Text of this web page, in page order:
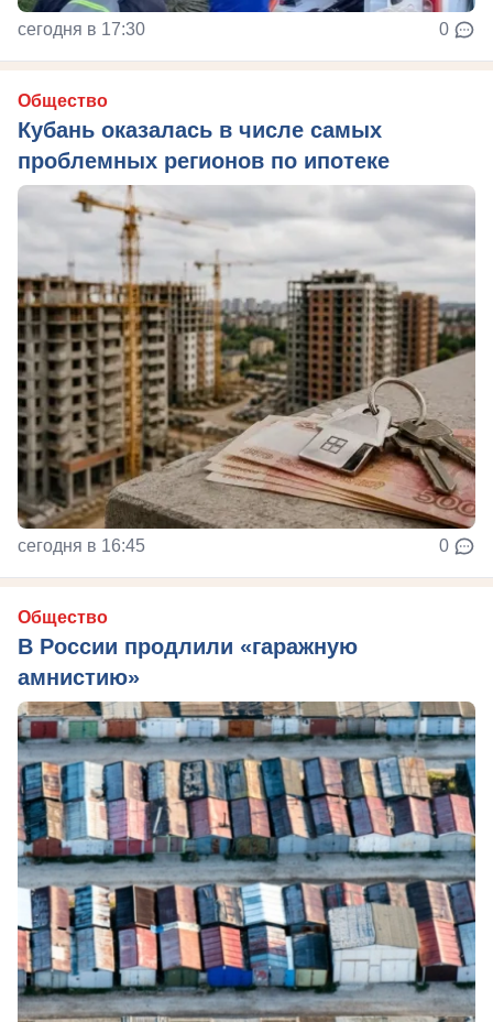
сегодня в 17:30 0
Общество
Кубань оказалась в числе самых
проблемных регионов по ипотеке
сегодня в 16:45 0
Общество
В России продлили «гаражную
амнистию»